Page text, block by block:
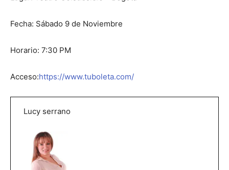
Fecha: Sábado 9 de Noviembre
Horario: 7:30 PM
Acceso:https://www.tuboleta.com/
Lucy serrano